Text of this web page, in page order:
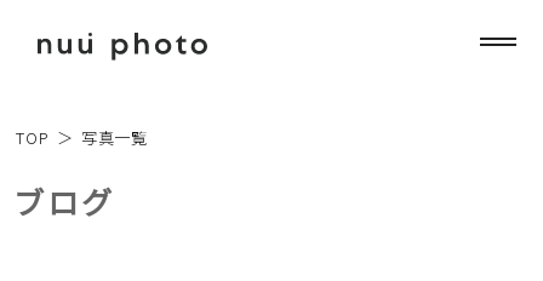
TOP ＞ 写真一覧
ブログ